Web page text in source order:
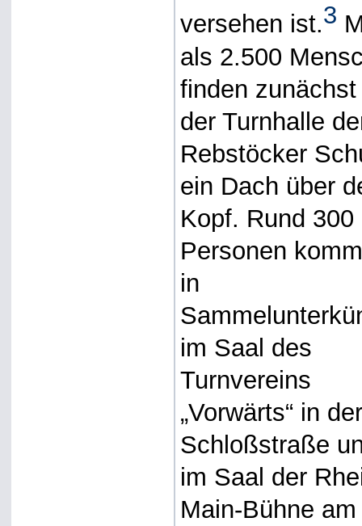
versehen ist.3
als 2.500
finden
der Turnhalle
Rebstöcker
ein Dach über
Kopf. Rund 300
Personen
in
im Saal des
Turnvereins
„Vorwärts“ in
Schloßstraße
im Saal der
Main-Bühne am